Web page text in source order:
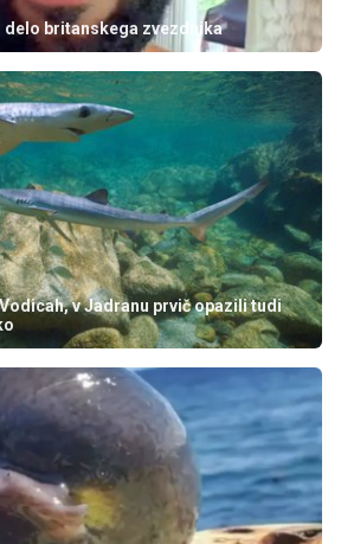
delo britanskega zvezdnika
v Jadranu prvič opazili tudi